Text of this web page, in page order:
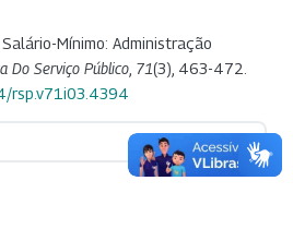
Mínimo: Administração
Do Serviço Público 71(3), 463-472.
rsp.v71i03.4394